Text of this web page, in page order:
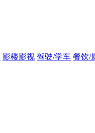
影楼影视 驾驶/学车 餐饮/